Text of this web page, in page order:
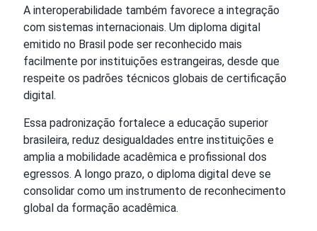
A interoperabilidade também favorece a integração
com sistemas internacionais. Um diploma digital
emitido no Brasil pode ser reconhecido mais
facilmente por instituições estrangeiras, desde que
respeite os padrões técnicos globais de certificação
digital.
Essa padronização fortalece a educação superior
brasileira, reduz desigualdades entre instituições e
amplia a mobilidade acadêmica e profissional dos
egressos. A longo prazo, o diploma digital deve se
consolidar como um instrumento de reconhecimento
global da formação acadêmica.